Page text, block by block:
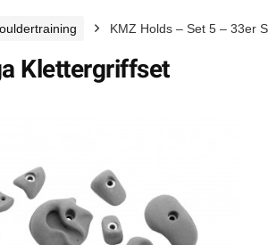
KMZ Holds – Set 5 – 33er
Klettergriffset